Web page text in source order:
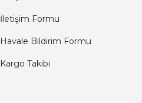
İletişim Formu
Havale Bildirim Formu
Kargo Takibi